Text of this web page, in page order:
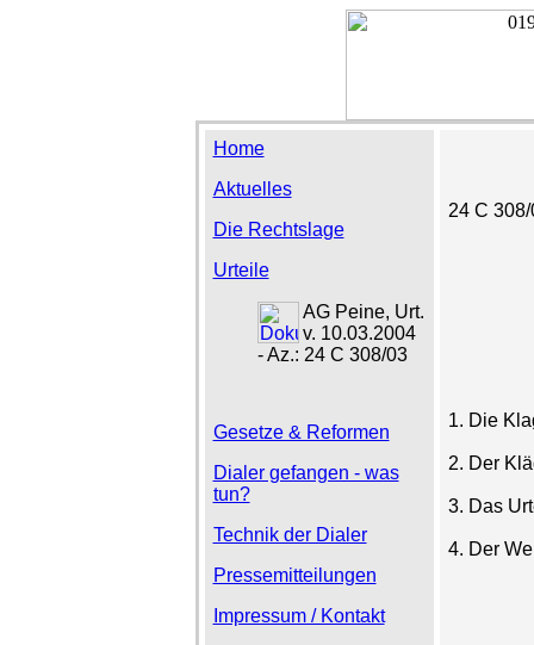
Home
Aktuelles
Die Rechtslage
Urteile
AG Peine, Urt.
v. 10.03.2004
- Az.: 24 C 308/03
Gesetze & Reformen
Dialer gefangen - was
tun?
Technik der Dialer
Pressemitteilungen
Impressum / Kontakt
24 C 308/
1. Die
2. Der
3. Das
4. Der